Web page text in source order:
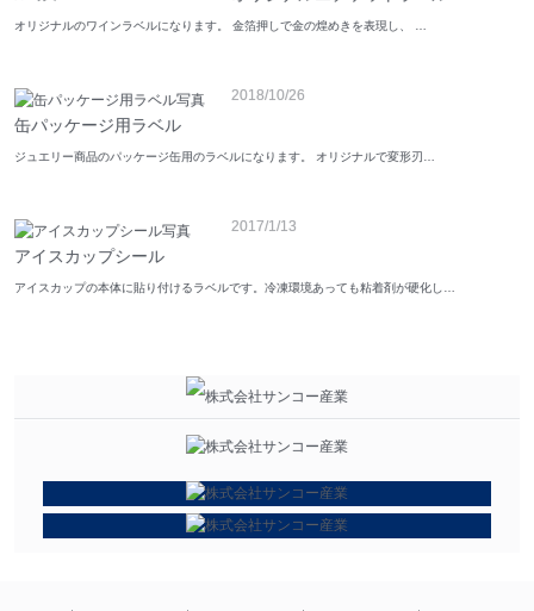
オリジナルのワインラベルになります。 金箔押しで金の煌めきを表現し、 …
2018/10/26
缶パッケージ用ラベル
ジュエリー商品のパッケージ缶用のラベルになります。 オリジナルで変形刃…
2017/1/13
アイスカップシール
アイスカップの本体に貼り付けるラベルです。冷凍環境あっても粘着剤が硬化し…